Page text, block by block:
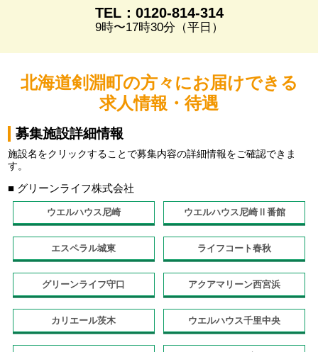
TEL：0120-814-314
9時〜17時30分（平日）
北海道剣淵町の方々にお届けできる
求人情報・待遇
募集施設詳細情報
施設名をクリックすることで募集内容の詳細情報をご確認できま
す。
■ グリーンライフ株式会社
ウエルハウス尼崎 ウエルハウス尼崎Ⅱ番館
エスペラル城東 ライフコート春秋
グリーンライフ守口 アクアマリーン西宮浜
カリエール茨木 ウエルハウス千里中央